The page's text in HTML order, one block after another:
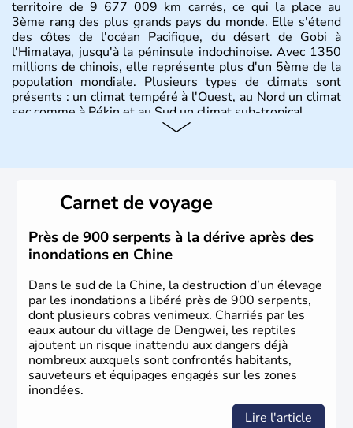
territoire de 9 677 009 km carrés, ce qui la place au
3ème rang des plus grands pays du monde. Elle s'étend
des côtes de l'océan Pacifique, du désert de Gobi à
l'Himalaya, jusqu'à la péninsule indochinoise. Avec 1350
millions de chinois, elle représente plus d'un 5ème de la
population mondiale. Plusieurs types de climats sont
présents : un climat tempéré à l'Ouest, au Nord un climat
sec comme à Pékin et au Sud un climat sub-tropical.
dynasties. La dynastie Qing a été la dernière à régner
jusqu'aux guerres de l'opium lorsque la Chine s'est
constituée comme nation et a retrouvé son indépendance
en 1945. Illustre pays en matière d'inventions avant-
gardistes, la Chine a été la première utilisatrice du papier,
de l'imprimerie à caractères mobiles, de la boussole et de
la poudre à canon.
Carnet de voyage
Près de 900 serpents à la dérive après des
inondations en Chine
Dans le sud de la Chine, la destruction d’un élevage
par les inondations a libéré près de 900 serpents,
dont plusieurs cobras venimeux. Charriés par les
eaux autour du village de Dengwei, les reptiles
ajoutent un risque inattendu aux dangers déjà
nombreux auxquels sont confrontés habitants,
sauveteurs et équipages engagés sur les zones
inondées.
Lire l'article